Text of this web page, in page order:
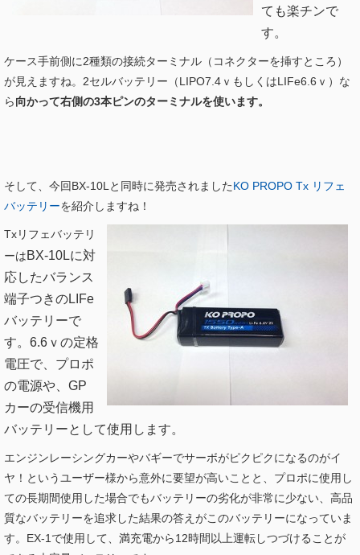
ても楽チンで
す。
ケース手前側に2種類の接続ターミナル（コネクターを挿すところ）
が見えますね。2セルバッテリー（LIPO7.4ｖもしくはLIFe6.6ｖ）な
ら向かって右側の3本ピンのターミナルを使います。
そして、今回BX-10Lと同時に発売されましたKO PROPO Tx リフェ
バッテリーを紹介しますね！
Txリフェバッテリ
ーはBX-10Lに対
応したバランス
端子つきのLIFe
バッテリーで
す。6.6ｖの定格
電圧で、プロポ
の電源や、GP
カーの受信機用
バッテリーとして使用します。
エンジンレーシングカーやバギーでサーボがピクピクになるのがイ
ヤ！というユーザー様から意外に要望が高いことと、プロポに使用し
ての長期間使用した場合でもバッテリーの劣化が非常に少ない、高品
質なバッテリーを追求した結果の答えがこのバッテリーになっていま
す。EX-1で使用して、満充電から12時間以上運転しつづけることが